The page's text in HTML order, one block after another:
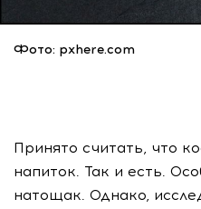
Фото: pxhere.com
Принято считать, что
напиток. Так и есть.
натощак. Однако,